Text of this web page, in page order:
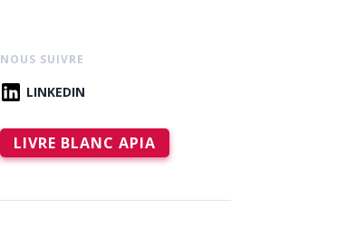
NOUS SUIVRE
LINKEDIN
LIVRE BLANC APIA